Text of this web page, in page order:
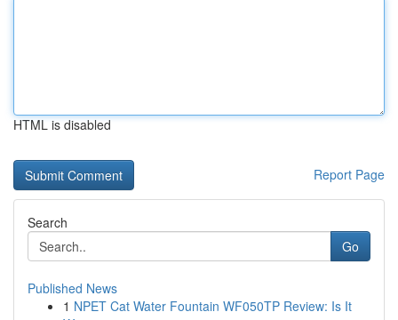
HTML is disabled
Report Page
Search
Go
Published News
1 NPET Cat Water Fountain WF050TP Review: Is It